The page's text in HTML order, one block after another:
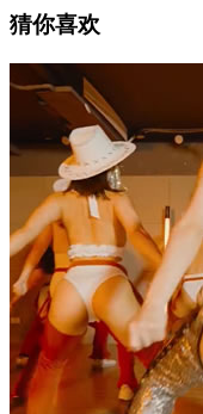
猜你喜欢